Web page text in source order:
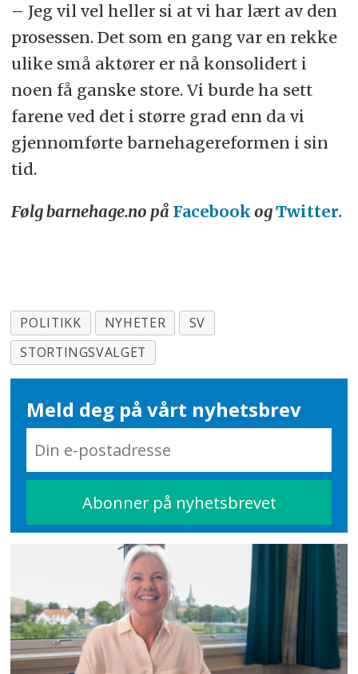
– Jeg vil vel heller si at vi har lært av den
prosessen. Det som en gang var en rekke
ulike små aktører er nå konsolidert i
noen få ganske store. Vi burde ha sett
farene ved det i større grad enn da vi
gjennomførte barnehagereformen i sin
tid.
Følg barnehage.no på Facebook ogTwitter.
POLITIKK NYHETER
SV
STORTINGSVALGET
Meld deg på vårt nyhetsbrev